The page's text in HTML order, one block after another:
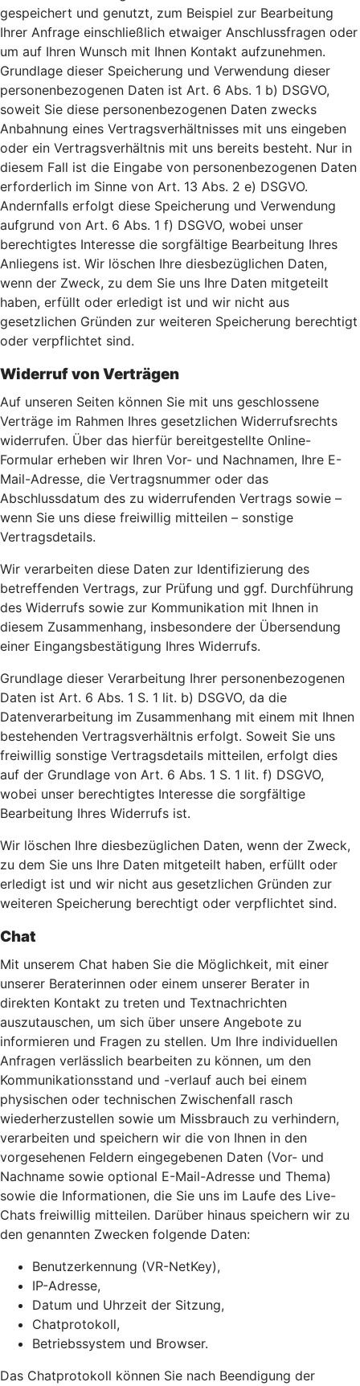
gespeichert und genutzt, zum Beispiel zur Bearbeitung
Ihrer Anfrage einschließlich etwaiger Anschlussfragen oder
um auf Ihren Wunsch mit Ihnen Kontakt aufzunehmen.
Grundlage dieser Speicherung und Verwendung dieser
personenbezogenen Daten ist Art. 6 Abs. 1 b) DSGVO,
soweit Sie diese personenbezogenen Daten zwecks
Anbahnung eines Vertragsverhältnisses mit uns eingeben
oder ein Vertragsverhältnis mit uns bereits besteht. Nur in
diesem Fall ist die Eingabe von personenbezogenen Daten
erforderlich im Sinne von Art. 13 Abs. 2 e) DSGVO.
Andernfalls erfolgt diese Speicherung und Verwendung
aufgrund von Art. 6 Abs. 1 f) DSGVO, wobei unser
berechtigtes Interesse die sorgfältige Bearbeitung Ihres
Anliegens ist. Wir löschen Ihre diesbezüglichen Daten,
wenn der Zweck, zu dem Sie uns Ihre Daten mitgeteilt
haben, erfüllt oder erledigt ist und wir nicht aus
gesetzlichen Gründen zur weiteren Speicherung berechtigt
oder verpflichtet sind.
Widerruf von Verträgen
Auf unseren Seiten können Sie mit uns geschlossene
Verträge im Rahmen Ihres gesetzlichen Widerrufsrechts
widerrufen. Über das hierfür bereitgestellte Online-
Formular erheben wir Ihren Vor- und Nachnamen, Ihre E-
Mail-Adresse, die Vertragsnummer oder das
Abschlussdatum des zu widerrufenden Vertrags sowie –
wenn Sie uns diese freiwillig mitteilen – sonstige
Vertragsdetails.
Wir verarbeiten diese Daten zur Identifizierung des
betreffenden Vertrags, zur Prüfung und ggf. Durchführung
des Widerrufs sowie zur Kommunikation mit Ihnen in
diesem Zusammenhang, insbesondere der Übersendung
einer Eingangsbestätigung Ihres Widerrufs.
Grundlage dieser Verarbeitung Ihrer personenbezogenen
Daten ist Art. 6 Abs. 1 S. 1 lit. b) DSGVO, da die
Datenverarbeitung im Zusammenhang mit einem mit Ihnen
bestehenden Vertragsverhältnis erfolgt. Soweit Sie uns
freiwillig sonstige Vertragsdetails mitteilen, erfolgt dies
auf der Grundlage von Art. 6 Abs. 1 S. 1 lit. f) DSGVO,
wobei unser berechtigtes Interesse die sorgfältige
Bearbeitung Ihres Widerrufs ist.
Wir löschen Ihre diesbezüglichen Daten, wenn der Zweck,
zu dem Sie uns Ihre Daten mitgeteilt haben, erfüllt oder
erledigt ist und wir nicht aus gesetzlichen Gründen zur
weiteren Speicherung berechtigt oder verpflichtet sind.
Chat
Mit unserem Chat haben Sie die Möglichkeit, mit einer
unserer Beraterinnen oder einem unserer Berater in
direkten Kontakt zu treten und Textnachrichten
auszutauschen, um sich über unsere Angebote zu
informieren und Fragen zu stellen. Um Ihre individuellen
Anfragen verlässlich bearbeiten zu können, um den
Kommunikationsstand und -verlauf auch bei einem
physischen oder technischen Zwischenfall rasch
wiederherzustellen sowie um Missbrauch zu verhindern,
verarbeiten und speichern wir die von Ihnen in den
vorgesehenen Feldern eingegebenen Daten (Vor- und
Nachname sowie optional E-Mail-Adresse und Thema)
sowie die Informationen, die Sie uns im Laufe des Live-
Chats freiwillig mitteilen. Darüber hinaus speichern wir zu
den genannten Zwecken folgende Daten:
Benutzerkennung (VR-NetKey),
IP-Adresse,
Datum und Uhrzeit der Sitzung,
Chatprotokoll,
Betriebssystem und Browser.
Das Chatprotokoll können Sie nach Beendigung der